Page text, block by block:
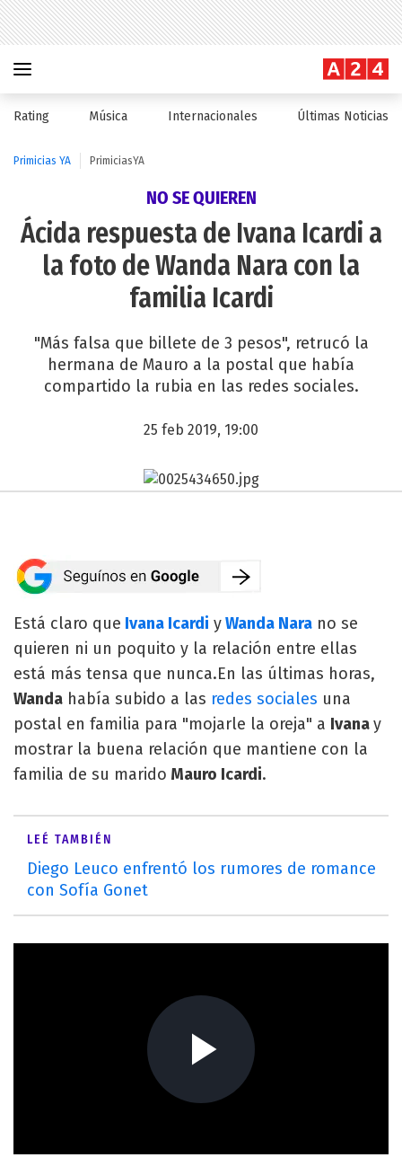
Rating Música Internacionales Últimas Noticias
Primicias YA PrimiciasYA
NO SE QUIEREN
Ácida respuesta de Ivana Icardi a
la foto de Wanda Nara con la
familia Icardi
"Más falsa que billete de 3 pesos", retrucó la
hermana de Mauro a la postal que había
compartido la rubia en las redes sociales.
25 feb 2019, 19:00
Está claro que Ivana Icardi yWanda Nara no se
quieren ni un poquito y la relación entre ellas
está más tensa que nunca.En las últimas horas,
Wanda había subido a las redes sociales una
postal en familia para "mojarle la oreja" a Ivanay
mostrar la buena relación que mantiene con la
familia de su marido Mauro Icardi.
LEÉ TAMBIÉN
Diego Leuco enfrentó los rumores de romance
con Sofía Gonet